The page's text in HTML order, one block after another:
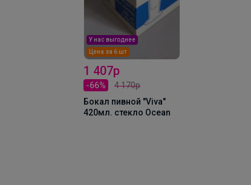
99р
Ложка для
мороженого,десерта
"Серебряная лопата"